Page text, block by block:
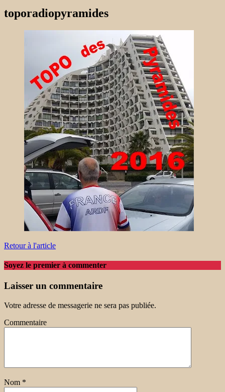
toporadiopyramides
Retour à l'article
Soyez le premier à commenter
Laisser un commentaire
Votre adresse de messagerie ne sera pas publiée.
Commentaire
Nom *